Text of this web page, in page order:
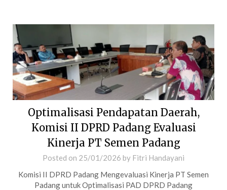
Optimalisasi Pendapatan Daerah,
Komisi II DPRD Padang Evaluasi
Kinerja PT Semen Padang
Posted on 25/01/2026 by Fitri Handayani
Komisi II DPRD Padang Mengevaluasi Kinerja PT Semen
Padang untuk Optimalisasi PAD DPRD Padang